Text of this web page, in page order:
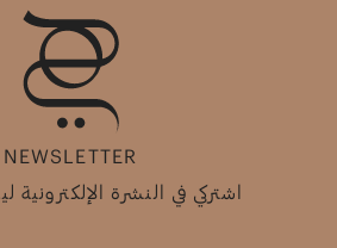
NEWSLETTER
اشتركي في النشرة